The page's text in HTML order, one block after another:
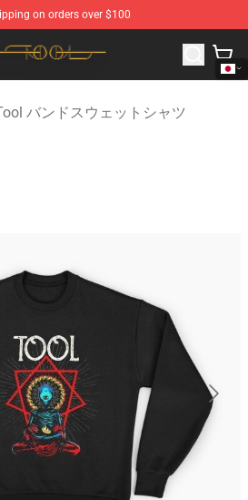
on orders over $100
Tool Merchandise Shop
バンドスウェットシャツ